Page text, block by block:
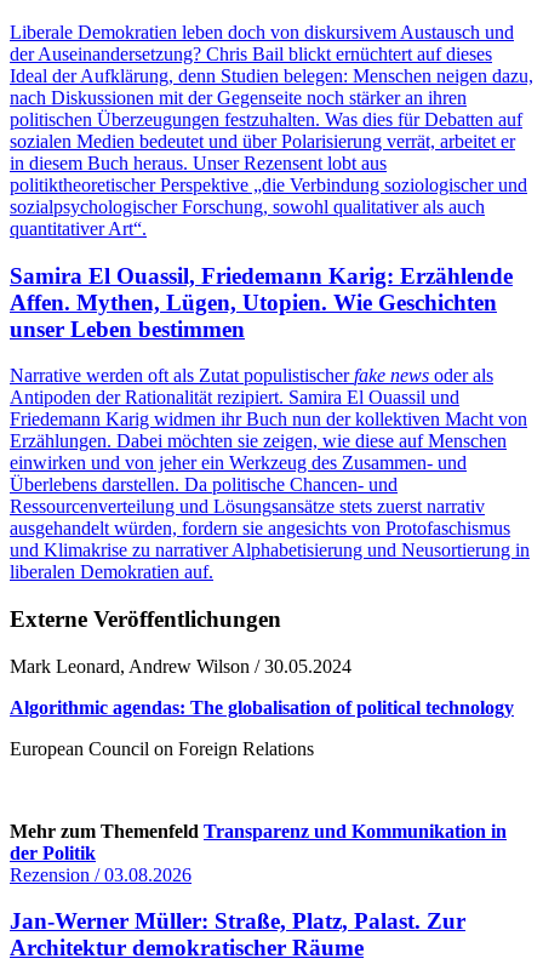
Liberale Demokratien leben doch von diskursivem Austausch und
der Auseinandersetzung? Chris Bail blickt ernüchtert auf dieses
Ideal der Aufklärung, denn Studien belegen: Menschen neigen dazu,
nach Diskussionen mit der Gegenseite noch stärker an ihren
politischen Überzeugungen festzuhalten. Was dies für Debatten auf
sozialen Medien bedeutet und über Polarisierung verrät, arbeitet er
in diesem Buch heraus. Unser Rezensent lobt aus
politiktheoretischer Perspektive „die Verbindung soziologischer und
sozialpsychologischer Forschung, sowohl qualitativer als auch
quantitativer Art“.
Samira El Ouassil, Friedemann Karig: Erzählende
Affen. Mythen, Lügen, Utopien. Wie Geschichten
unser Leben bestimmen
Narrative werden oft als Zutat populistischerfake news oder als
Antipoden der Rationalität rezipiert. Samira El Ouassil und
Friedemann Karig widmen ihr Buch nun der kollektiven Macht von
Erzählungen. Dabei möchten sie zeigen, wie diese auf Menschen
einwirken und von jeher ein Werkzeug des Zusammen- und
Überlebens darstellen. Da politische Chancen- und
Ressourcenverteilung und Lösungsansätze stets zuerst narrativ
ausgehandelt würden, fordern sie angesichts von Protofaschismus
und Klimakrise zu narrativer Alphabetisierung und Neusortierung in
liberalen Demokratien auf.
Externe Veröffentlichungen
Mark Leonard, Andrew Wilson / 30.05.2024
Algorithmic agendas: The globalisation of political technology
European Council on Foreign Relations
Mehr zum Themenfeld Transparenz und Kommunikation in
der Politik
Rezension / 03.08.2026
Jan-Werner Müller: Straße, Platz, Palast. Zur
Architektur demokratischer Räume